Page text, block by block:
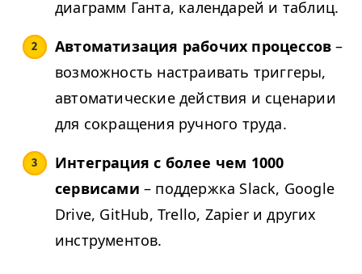
диаграмм Ганта, календарей и таблиц.
Автоматизация рабочих процессов–
возможность настраивать триггеры,
автоматические действия и сценарии
для сокращения ручного труда.
Интеграция с более чем 1000
сервисами – поддержка Slack, Google
Drive, GitHub, Trello, Zapier и других
инструментов.